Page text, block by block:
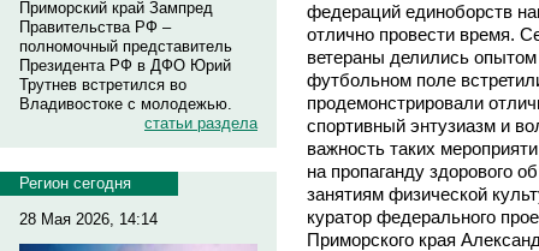
Приморский край Зампред
Правительства РФ –
полномочный представитель
Президента РФ в ДФО Юрий
Трутнев встретился во
Владивостоке с молодежью.
статьи раздела
Регион сегодня
28 Мая 2026, 14:14
федераций единоборств
отлично провести время.
ветераны делились
футбольном поле
продемонстрировали
спортивный энтузиазм и
важность таких
на пропаганду здорового
занятиям физической
куратор федерального
Приморского края